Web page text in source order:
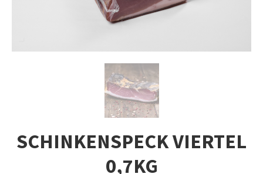
SCHINKENSPECK VIERTEL
0,7KG